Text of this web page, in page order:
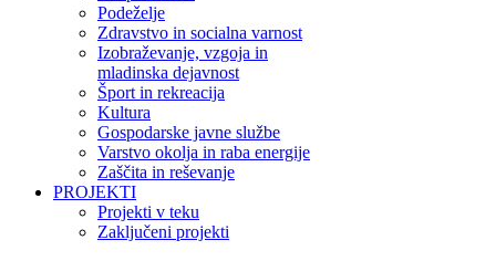
Podeželje
Zdravstvo in socialna varnost
Izobraževanje, vzgoja in
mladinska dejavnost
Šport in rekreacija
Kultura
Gospodarske javne službe
Varstvo okolja in raba energije
Zaščita in reševanje
PROJEKTI
Projekti v teku
Zaključeni projekti